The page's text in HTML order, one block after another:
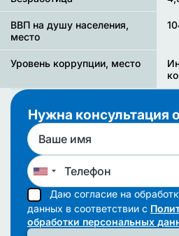
ВВП на душу населения,
место
Уровень коррупции, место
Нужна консультация
Даю согласие на
данных в соответствии с
обработки персональных